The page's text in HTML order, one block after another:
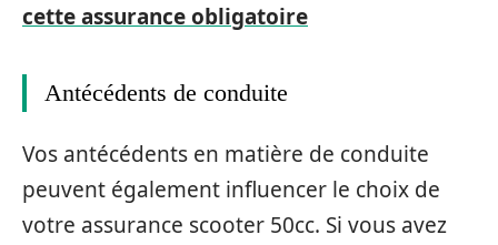
cette assurance obligatoire
Antécédents de conduite
Vos antécédents en matière de conduite
peuvent également influencer le choix de
votre assurance scooter 50cc. Si vous avez